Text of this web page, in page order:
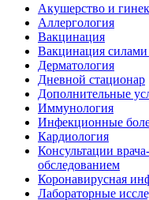
Акушерство и
Аллергология
Вакцинация
Вакцинация
Дерматология
Дневной стационар
Дополнительные
Иммунология
Инфекционные
Кардиология
Консультации
обследованием
Коронавирусная
Лабораторные